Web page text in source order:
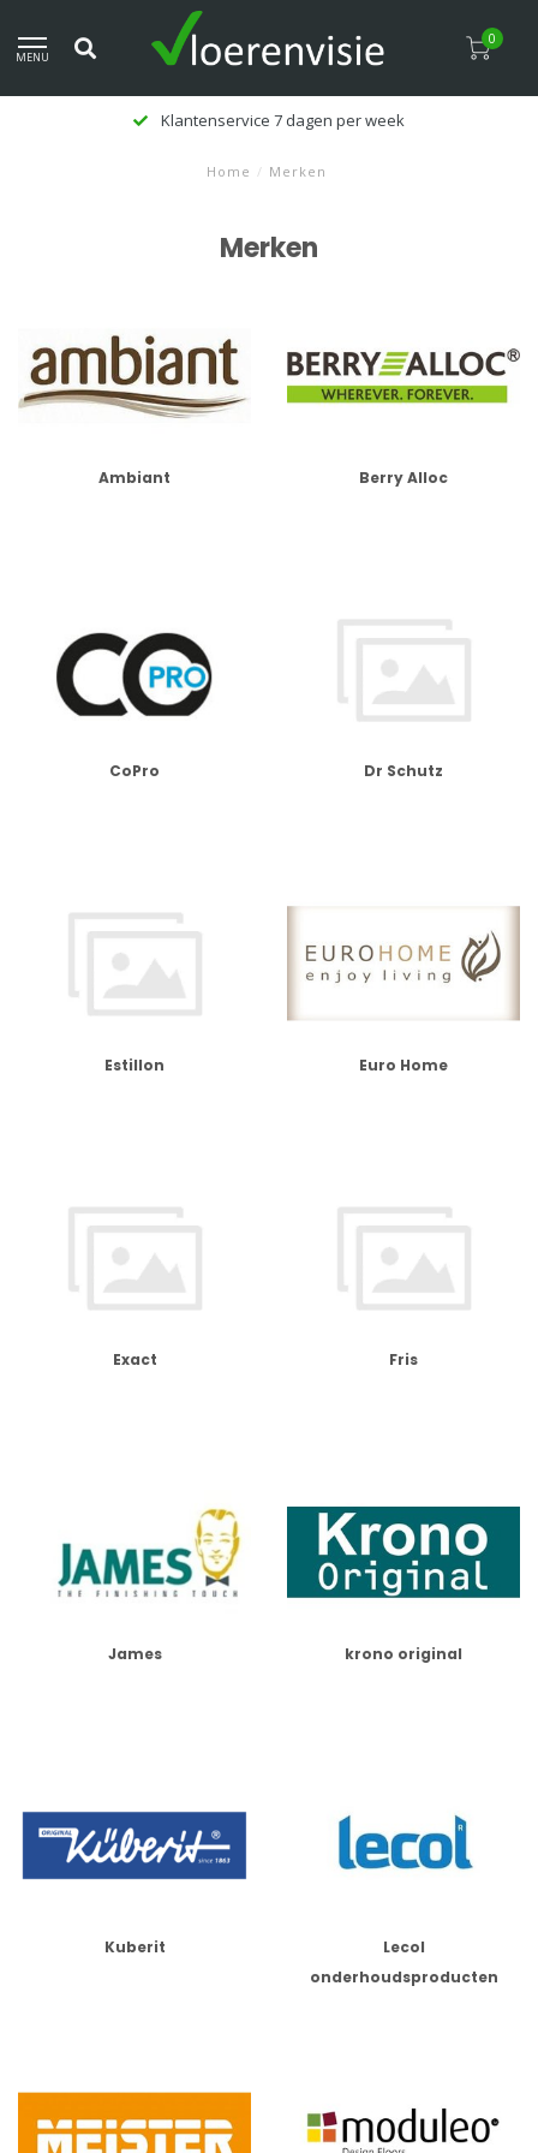
MENU
0
Klantenservice 7 dagen per week
Home / Merken
Merken
Ambiant Berry Alloc
CoPro Dr Schutz
Estillon Euro Home
Exact Fris
James krono original
Kuberit
Lecol
onderhoudsproducten